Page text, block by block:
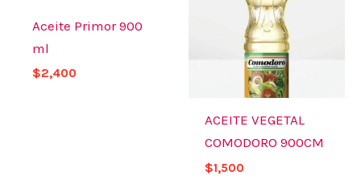
Aceite Primor 900
ml
$2,400
ACEITE VEGETAL
COMODORO 900CM
$1,500